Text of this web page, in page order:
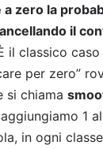
a zero la
il
il classico caso
per zero”
si chiama
1
in ogni